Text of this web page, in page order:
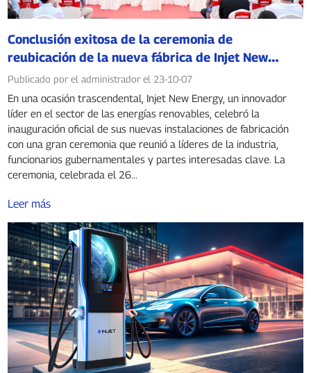
Conclusión exitosa de la ceremonia de
reubicación de la nueva fábrica de Injet New
Energy
Publicado por el administrador el 23-10-07
En una ocasión trascendental, Injet New Energy, un innovador
líder en el sector de las energías renovables, celebró la
inauguración oficial de sus nuevas instalaciones de fabricación
con una gran ceremonia que reunió a líderes de la industria,
funcionarios gubernamentales y partes interesadas clave. La
ceremonia, celebrada el 26...
Leer más